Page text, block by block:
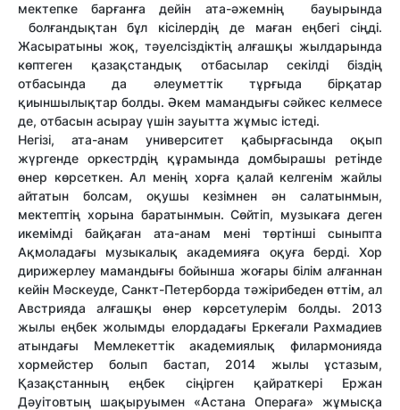
мектепке барғанға дейін ата-әжемнің бауырында
болғандықтан бұл кісілердің де маған еңбегі сіңді.
Жасыратыны жоқ, тәуелсіздіктің алғашқы жылдарында
көптеген қазақстандық отбасылар секілді біздің
отбасында да әлеуметтік тұрғыда бірқатар
қиыншылықтар болды. Әкем мамандығы сәйкес келмесе
де, отбасын асырау үшін зауытта жұмыс істеді.
Негізі, ата-анам университет қабырғасында оқып
жүргенде оркестрдің құрамында домбырашы ретінде
өнер көрсеткен. Ал менің хорға қалай келгенім жайлы
айтатын болсам, оқушы кезімнен ән салатынмын,
мектептің хорына баратынмын. Сөйтіп, музыкаға деген
икемімді байқаған ата-анам мені төртінші сыныпта
Ақмоладағы музыкалық академияға оқуға берді. Хор
дирижерлеу мамандығы бойынша жоғары білім алғаннан
кейін Мәскеуде, Санкт-Петерборда тәжірибеден өттім, ал
Австрияда алғашқы өнер көрсетулерім болды. 2013
жылы еңбек жолымды елордадағы Еркеғали Рахмадиев
атындағы Мемлекеттік академиялық филармонияда
хормейстер болып бастап, 2014 жылы ұстазым,
Қазақстанның еңбек сіңірген қайраткері Ержан
Дәуітовтың шақыруымен «Астана Операға» жұмысқа